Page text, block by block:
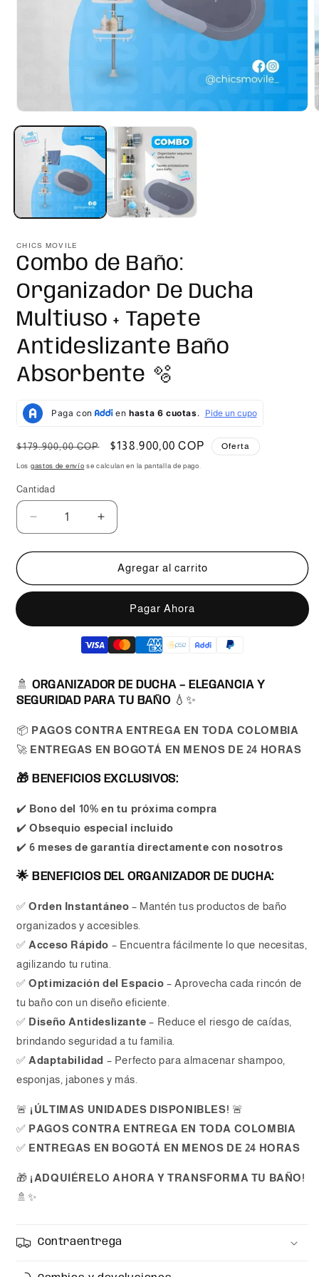
elemento
multimedia
ventana
modal
CHICS MOVILE
Combo de Baño:
Organizador De Ducha
Multiuso + Tapete
Antideslizante Baño
Absorbente 🫧
Precio
habitual
$179.900,00 COP
Precio
de
$138.900,00 COP Oferta
Los gastos de envío se calculan en la pantalla de pago.
Cantidad
Reducir
cantidad
para
de
De
Tapete
Antideslizante
Absorbente
🫧
Aumentar
cantidad
para
Combo
de
Organizador
De
Ducha
Multiuso
Tapete
Antideslizante
Absorbente
🫧
Agregar al carrito
Comprar ahora
🚿ORGANIZADOR DE DUCHA – ELEGANCIA Y
SEGURIDAD PARA TU BAÑO 💧✨
📦 PAGOS CONTRA ENTREGA EN TODA COLOMBIA
🚀 ENTREGAS EN BOGOTÁ EN MENOS DE 24 HORAS
🎁 BENEFICIOS EXCLUSIVOS:
✔️ Bono del 10% en tu próxima compra
✔️Obsequio especial incluido
✔️6 meses de garantía directamente con nosotros
🌟 BENEFICIOS DEL ORGANIZADOR DE DUCHA:
✅Orden Instantáneo – Mantén tus productos de baño
organizados y accesibles.
✅ Acceso Rápido – Encuentra fácilmente lo que necesitas,
agilizando tu rutina.
✅Optimización del Espacio – Aprovecha cada rincón de
tu baño con un diseño eficiente.
✅ Diseño Antideslizante – Reduce el riesgo de caídas,
brindando seguridad a tu familia.
✅ Adaptabilidad – Perfecto para almacenar shampoo,
esponjas, jabones y más.
🚨 ¡ÚLTIMAS UNIDADES DISPONIBLES! 🚨
✅ PAGOS CONTRA ENTREGA EN TODA COLOMBIA
✅ ENTREGAS EN BOGOTÁ EN MENOS DE 24 HORAS
🎁 ¡ADQUIÉRELO AHORA Y TRANSFORMA TU BAÑO!
🚿✨
Contraentrega